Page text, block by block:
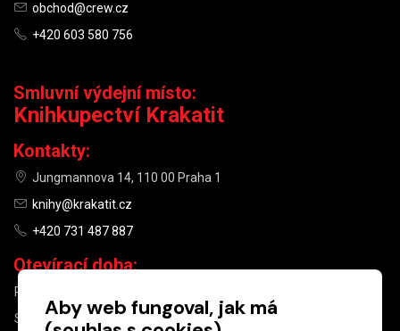
obchod@crew.cz
+420 603 580 756
Smluvní výdejní místo:
Knihkupectví Krakatit
Kontakty:
Jungmannova 14, 110 00 Praha 1
knihy@krakatit.cz
+420 731 487 887
Otevírací doba:
PO–PÁ
SO
10:00–13:00
Aby web fungoval, jak má